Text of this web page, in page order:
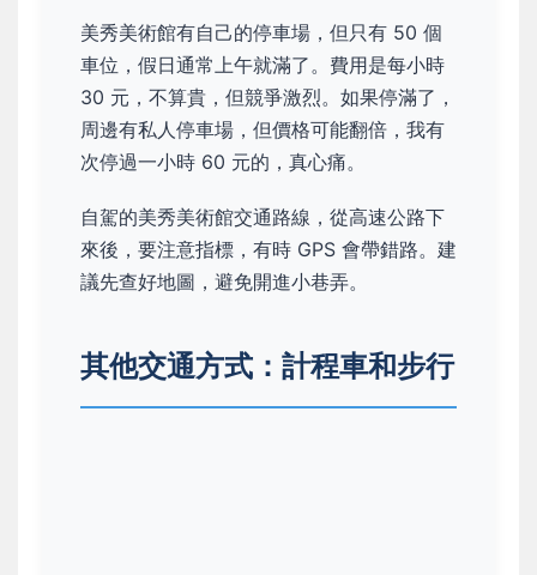
美秀美術館有自己的停車場，但只有 50 個
車位，假日通常上午就滿了。費用是每小時
30 元，不算貴，但競爭激烈。如果停滿了，
周邊有私人停車場，但價格可能翻倍，我有
次停過一小時 60 元的，真心痛。
自駕的美秀美術館交通路線，從高速公路下
來後，要注意指標，有時 GPS 會帶錯路。建
議先查好地圖，避免開進小巷弄。
其他交通方式：計程車和步行